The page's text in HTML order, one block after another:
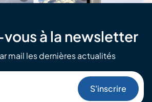
à la newsletter
mail les dernières actualités